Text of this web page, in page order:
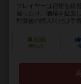
プレイヤーは宿屋を経
雇ったり、酒場を拡充
配置後の購入時だけ手
636
興味あり